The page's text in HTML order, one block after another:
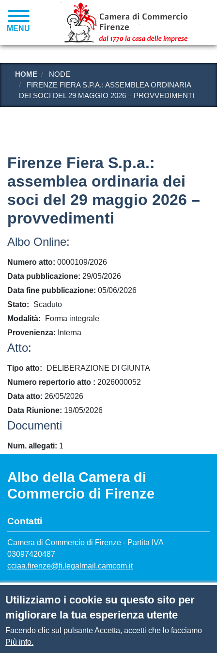
al
contenuto
principale
MENU
HOME
NODE
FIRENZE FIERA S.P.A.: ASSEMBLEA ORDINARIA
DEI SOCI DEL 29 MAGGIO 2026 – PROVVEDIMENTI
Firenze Fiera S.p.a.:
assemblea ordinaria dei
soci del 29 maggio 2026 –
provvedimenti
Albo Online:
Numero atto 0000109/2026
Data pubblicazione 29/05/2026
Data fine pubblicazione 05/06/2026
Stato
Scaduto
Modalità
Forma integrale
Provenienza
Interna
Atto:
Tipo atto
DELIBERAZIONE DI GIUNTA
​Numero repertorio atto
2026000052
Data atto 26/05/2026
Data Riunione 19/05/2026
Documenti
Num. allegati 1
Albo della Camera di
Commercio di Firenze
Contatti
Camera di Commercio di Firenze - Partita IVA
03097420487
cciaa.firenze@fi.legalmail.camcom.it
Siti tematici
Menù privacy
Note legali Privacy Cookie
Utilizziamo i cookie su questo sito per
migliorare la tua esperienza utente
Facendo clic sul pulsante Accetta, accetti che lo facciamo
Più info.